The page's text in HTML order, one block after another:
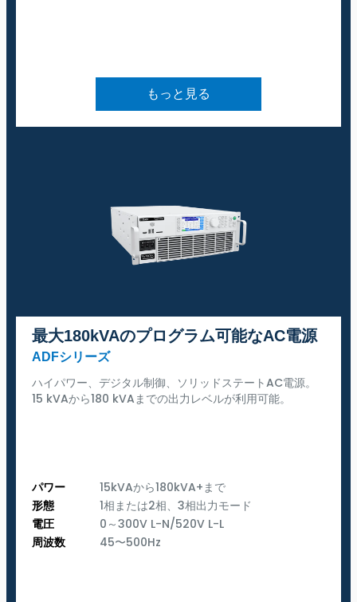
もっと見る
最大180kVAのプログラム可能なAC電源
ADFシリーズ
ハイパワー、デジタル制御、ソリッドステートAC電源。
15 kVAから180 kVAまでの出力レベルが利用可能。
パワー
15kVAから180kVA+まで
形態
1相または2相、3相出力モード
電圧
0～300V L-N/520V L-L
周波数
45〜500Hz